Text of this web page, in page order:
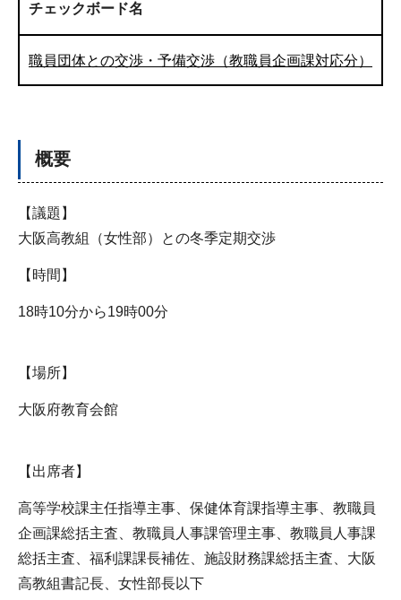
チェックボード名
職員団体との交渉・予備交渉（教職員企画課対応分）
概要
【議題】
大阪高教組（女性部）との冬季定期交渉
【時間】
18時10分から19時00分
【場所】
大阪府教育会館
【出席者】
高等学校課主任指導主事、保健体育課指導主事、教職員
企画課総括主査、教職員人事課管理主事、教職員人事課
総括主査、福利課課長補佐、施設財務課総括主査、大阪
高教組書記長、女性部長以下